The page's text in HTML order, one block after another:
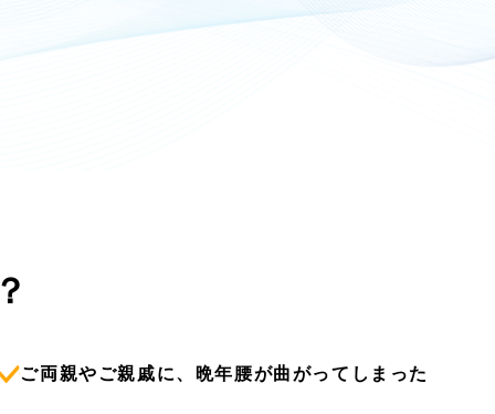
ご両親やご親戚に、晩年腰が曲がってしまった